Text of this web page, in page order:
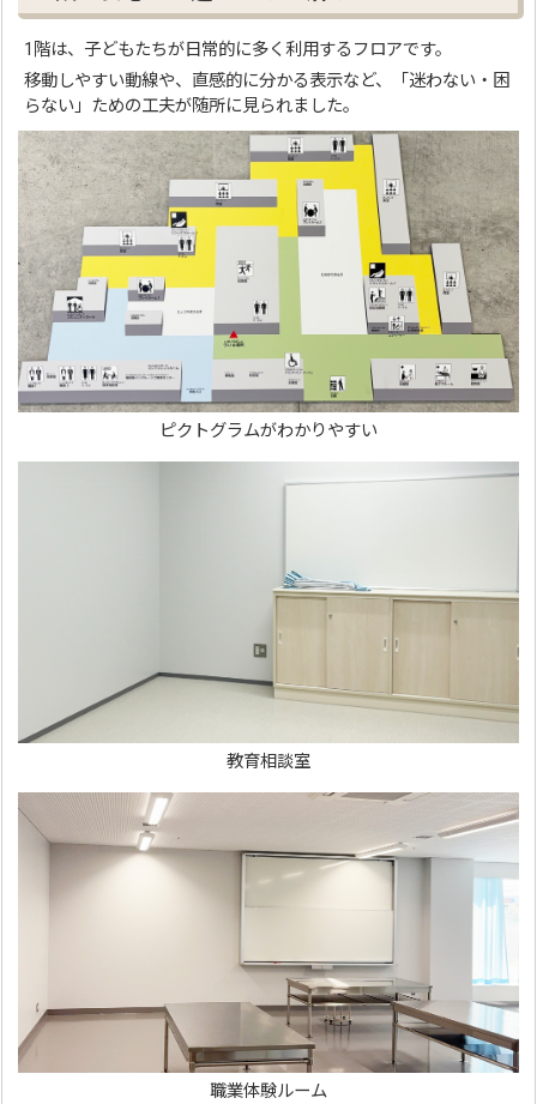
1階は、子どもたちが日常的に多く利用するフロアです。
移動しやすい動線や、直感的に分かる表示など、「迷わない・困
らない」ための工夫が随所に見られました。
ピクトグラムがわかりやすい
教育相談室
職業体験ルーム